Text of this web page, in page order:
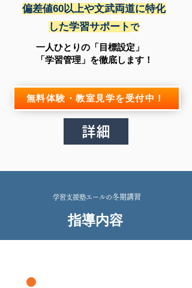
偏差値60以上や文武両道に特化
した学習サポートで
一人ひとりの「目標設定」
「学習管理」を徹底します！
無料体験・教室見学を受付中！
詳細
学習支援塾エールの冬期講習
指導内容